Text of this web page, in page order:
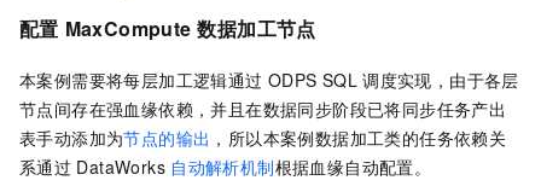
配置 MaxCompute 数据加工节点
本案例需要将每层加工逻辑通过 ODPS SQL 调度实现，由于各层
节点间存在强血缘依赖，并且在数据同步阶段已将同步任务产出
表手动添加为节点的输出 ，所以本案例数据加工类的任务依赖关
系通过 DataWorks 自动解析机制根据血缘自动配置。